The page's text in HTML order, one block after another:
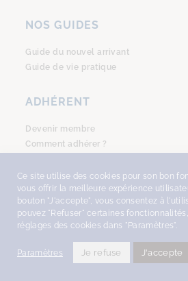
NOS GUIDES
Guide du nouvel arrivant
Guide de vie pratique
ADHÉRENT
Devenir membre
Comment adhérer ?
WITH ♥︎ BY NEKOSIGN
MENTIONS
CONFIDENCIALITÉ.
Ce site utilise des cookies pour son bon
vous offrir la meilleure expérience
bouton "J'accepte", vous consentez à
pouvez "Refuser" certaines
réglages des cookies dans "Paramètres".
Paramètres Je refuse J'accepte